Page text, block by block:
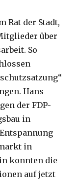
Rat der Stadt,
über
So
Hans
der FDP-
in
in
konnten die
auf jetzt